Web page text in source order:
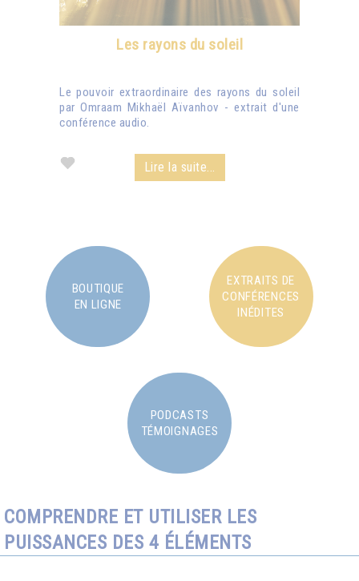
Les rayons du soleil
Le pouvoir extraordinaire des rayons du soleil
par Omraam Mikhaël Aïvanhov - extrait d'une
conférence audio.
Lire la suite...
BOUTIQUE
EN LIGNE
EXTRAITS DE
CONFÉRENCES
INÉDITES
PODCASTS
TÉMOIGNAGES
COMPRENDRE ET UTILISER LES
PUISSANCES DES 4 ÉLÉMENTS